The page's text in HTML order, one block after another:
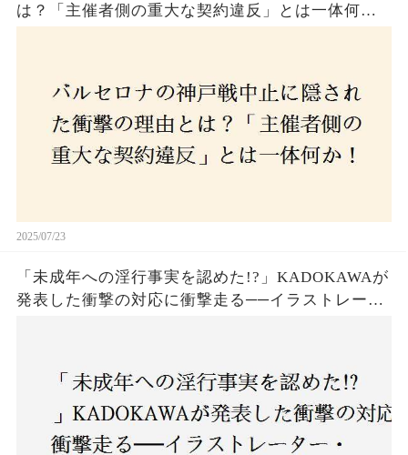
は？「主催者側の重大な契約違反」とは一体何
2025/07/23
「未成年への淫行事実を認めた!?」KADOKAWAが
発表した衝撃の対応に衝撃走る──イラストレータ